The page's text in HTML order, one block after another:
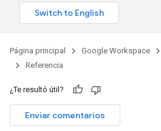
Página principal Google Workspace
Referencia
¿Te resultó útil?
Enviar comentarios